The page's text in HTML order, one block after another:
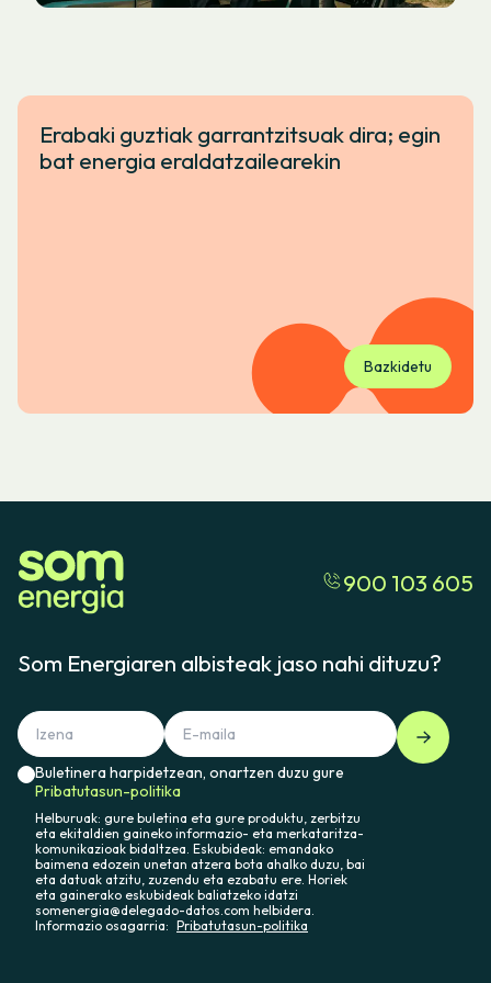
Erabaki guztiak garrantzitsuak dira; egin
bat energia eraldatzailearekin
Bazkidetu
900 103 605
Som Energiaren albisteak jaso nahi dituzu?
Buletinera harpidetzean, onartzen duzu gure
Pribatutasun-politika
Helburuak: gure buletina eta gure produktu, zerbitzu
eta ekitaldien gaineko informazio- eta merkataritza-
komunikazioak bidaltzea. Eskubideak: emandako
baimena edozein unetan atzera bota ahalko duzu, bai
eta datuak atzitu, zuzendu eta ezabatu ere. Horiek
eta gainerako eskubideak baliatzeko idatzi
somenergia@delegado-datos.com helbidera.
Informazio osagarria: Pribatutasun-politika